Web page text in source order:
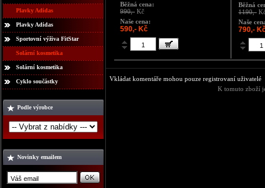
Plavky Adidas
Plavky Adidas
Sportovní výživa FitStar
Solární kosmetika
Solární kosmetika
Cyklo součástky
Podle výrobce
Novinky emailem
Běžná cena:
990,- Kč
Naše cena:
590,- Kč
Běžná
1190,-
Naše
790,-
Vkládat komentáře mohou pouze registrovaní uživatelé
K tomuto zboží